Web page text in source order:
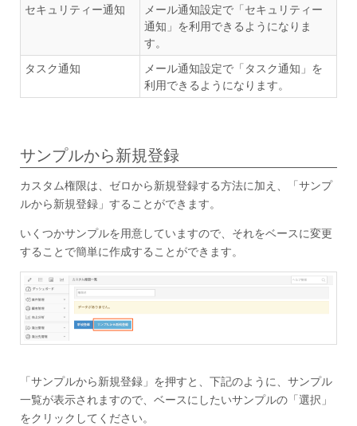
セキュリティー通知
メール通知設定で「セキュリティー
通知」を利用できるようになりま
す。
タスク通知
メール通知設定で「タスク通知」を
利用できるようになります。
サンプルから新規登録
カスタム権限は、ゼロから新規登録する方法に加え、「サンプ
ルから新規登録」することができます。
いくつかサンプルを用意していますので、それをベースに変更
することで簡単に作成することができます。
「サンプルから新規登録」を押すと、下記のように、サンプル
一覧が表示されますので、ベースにしたいサンプルの「選択」
をクリックしてください。